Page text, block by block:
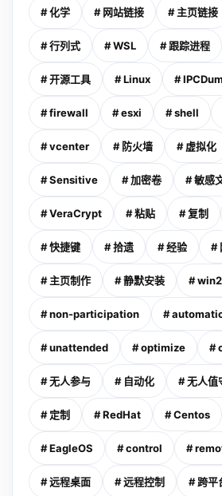
# 化学 # 网站链接 # 主页链接
# 行列式 # WSL # 跟踪进程
# 开源工具 # Linux #
# firewall # esxi # shell
# vcenter # 防火墙 # 虚拟化
# Sensitive # 加密卷 # 敏感
# VeraCrypt # 粘贴 # 复制
# 快捷键 # 拾遗 # 经验 #
# 主页制作 # 静默安装 #
# non-participation #
# unattended # optimize #
# 无人参与 # 自动化 # 无人值
# 定制 # RedHat # Centos
# EagleOS # control #
# 远程桌面 # 远程控制 # 跨平